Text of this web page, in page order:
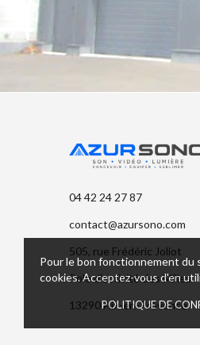
Pour le bon fonctionnement du
cookies. Acceptez-vous d'en
POLITIQUE DE
04 42 24 27 87
contact@azursono.com
505, rue Frédéric Joliot
Pole d'activité des Milles
13290 Aix-en-Provence